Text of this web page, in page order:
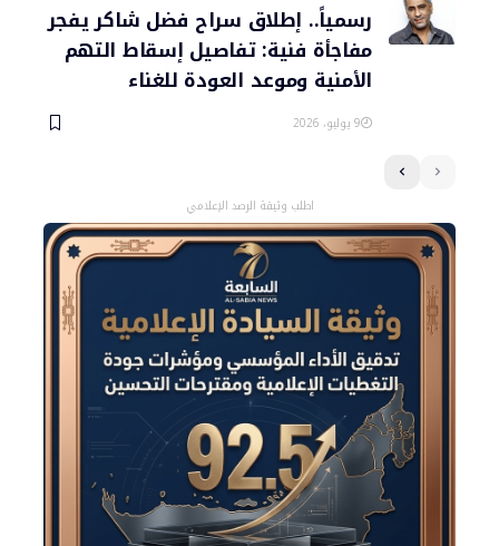
رسمياً.. إطلاق سراح فضل شاكر يفجر
مفاجأة فنية: تفاصيل إسقاط التهم
الأمنية وموعد العودة للغناء
9 يوليو، 2026
اطلب وثيقة الرصد الإعلامي